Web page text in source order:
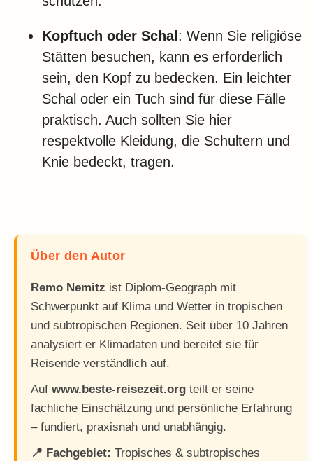
Kopftuch oder Schal : Wenn Sie religiöse
Stätten besuchen, kann es erforderlich
sein, den Kopf zu bedecken. Ein leichter
Schal oder ein Tuch sind für diese Fälle
praktisch. Auch sollten Sie hier
respektvolle Kleidung, die Schultern und
Knie bedeckt, tragen.
Über den Autor
Remo Nemitz ist Diplom-Geograph mit
Schwerpunkt auf Klima und Wetter in tropischen
und subtropischen Regionen. Seit über 10 Jahren
analysiert er Klimadaten und bereitet sie für
Reisende verständlich auf.
Auf www.beste-reisezeit.org teilt er seine
fachliche Einschätzung und persönliche Erfahrung
– fundiert, praxisnah und unabhängig.
📍 Fachgebiet: Tropisches & subtropisches